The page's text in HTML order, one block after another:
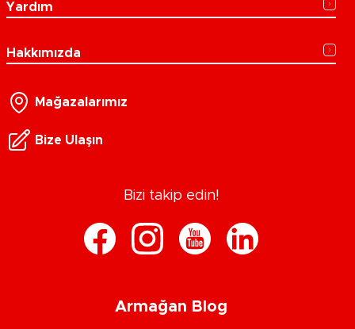
Yardım
Hakkımızda
Mağazalarımız
Bize Ulaşın
Bizi takip edin!
Armağan Blog